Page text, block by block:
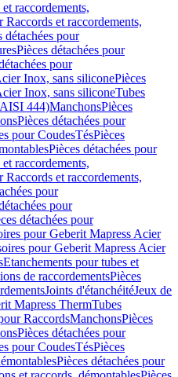
raccordements,
Raccords et raccordements,
détachées pour
Pièces détachées pour
pour
Inox, sans siliconePièces
Inox, sans siliconeTubes
444)ManchonsPièces
Pièces détachées pour
pour CoudesTésPièces
Pièces détachées pour
raccordements,
Raccords et raccordements,
pour
pour
détachées pour
pour Geberit Mapress Acier
pour Geberit Mapress Acier
Etanchements pour tubes et
de raccordementsPièces
Joints d'étanchéitéJeux de
Mapress ThermTubes
RaccordsManchonsPièces
Pièces détachées pour
pour CoudesTésPièces
Pièces détachées pour